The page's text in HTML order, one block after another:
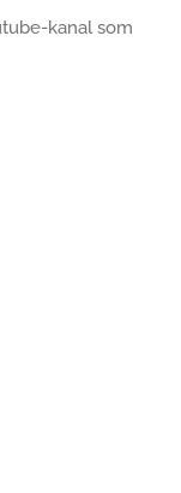
kanal som